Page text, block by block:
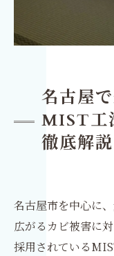
名古屋
MIST工
徹底解説
名古屋市を中心に
広がるカビ被害に
採用されている